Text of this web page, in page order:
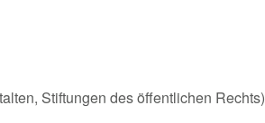
Stiftungen des öffentlichen Rechts)